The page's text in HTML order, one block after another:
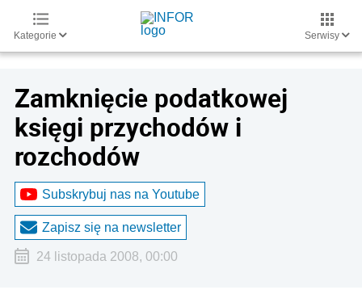
Kategorie Serwisy
Zamknięcie podatkowej
księgi przychodów i
rozchodów
Subskrybuj nas na Youtube
Zapisz się na newsletter
24 listopada 2008, 00:00